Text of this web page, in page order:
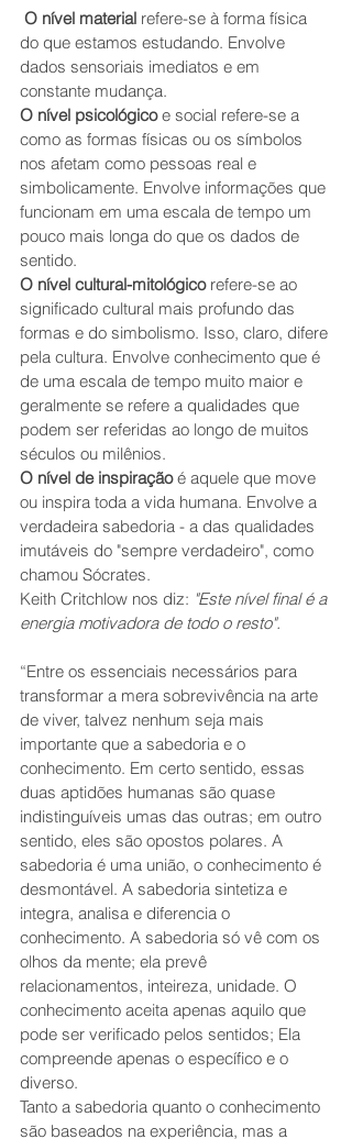
O nível material refere-se à forma física
do que estamos estudando. Envolve
dados sensoriais imediatos e em
constante mudança.
O nível psicológico e social refere-se a
como as formas físicas ou os símbolos
nos afetam como pessoas real e
simbolicamente. Envolve informações que
funcionam em uma escala de tempo um
pouco mais longa do que os dados de
sentido.
O nível cultural-mitológico refere-se ao
significado cultural mais profundo das
formas e do simbolismo. Isso, claro, difere
pela cultura. Envolve conhecimento que é
de uma escala de tempo muito maior e
geralmente se refere a qualidades que
podem ser referidas ao longo de muitos
séculos ou milênios.
O nível de inspiração é aquele que move
ou inspira toda a vida humana. Envolve a
verdadeira sabedoria - a das qualidades
imutáveis ​​do "sempre verdadeiro", como
chamou Sócrates.
Keith Critchlow nos diz: "Este nível final é a
energia motivadora de todo o resto".
“Entre os essenciais necessários para
transformar a mera sobrevivência na arte
de viver, talvez nenhum seja mais
importante que a sabedoria e o
conhecimento. Em certo sentido, essas
duas aptidões humanas são quase
indistinguíveis umas das outras; em outro
sentido, eles são opostos polares. A
sabedoria é uma união, o conhecimento é
desmontável. A sabedoria sintetiza e
integra, analisa e diferencia o
conhecimento. A sabedoria só vê com os
olhos da mente; ela prevê
relacionamentos, inteireza, unidade. O
conhecimento aceita apenas aquilo que
pode ser verificado pelos sentidos; Ela
compreende apenas o específico e o
diverso.
Tanto a sabedoria quanto o conhecimento
são baseados na experiência, mas a